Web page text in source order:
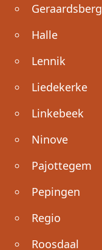
Halle
Lennik
Liedekerke
Linkebeek
Ninove
Pajottegem
Pepingen
Regio
Roosdaal